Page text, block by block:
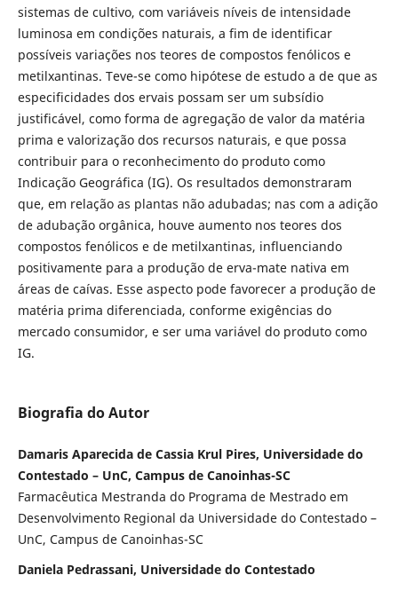
sistemas de cultivo, com variáveis níveis de intensidade
luminosa em condições naturais, a fim de identificar
possíveis variações nos teores de compostos fenólicos e
metilxantinas. Teve-se como hipótese de estudo a de que as
especificidades dos ervais possam ser um subsídio
justificável, como forma de agregação de valor da matéria
prima e valorização dos recursos naturais, e que possa
contribuir para o reconhecimento do produto como
Indicação Geográfica (IG). Os resultados demonstraram
que, em relação as plantas não adubadas; nas com a adição
de adubação orgânica, houve aumento nos teores dos
compostos fenólicos e de metilxantinas, influenciando
positivamente para a produção de erva-mate nativa em
áreas de caívas. Esse aspecto pode favorecer a produção de
matéria prima diferenciada, conforme exigências do
mercado consumidor, e ser uma variável do produto como
IG.
Biografia do Autor
Damaris Aparecida de Cassia Krul Pires, Universidade do
Contestado – UnC, Campus de Canoinhas-SC
Farmacêutica Mestranda do Programa de Mestrado em
Desenvolvimento Regional da Universidade do Contestado –
UnC, Campus de Canoinhas-SC
Daniela Pedrassani, Universidade do Contestado